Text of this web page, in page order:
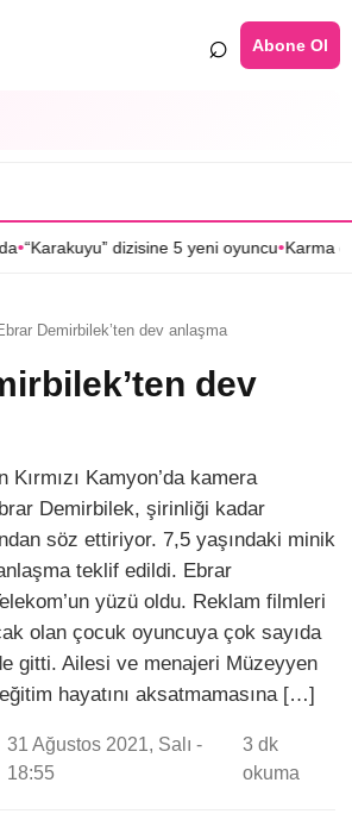
⌕ Abone Ol
5 yeni oyuncu•Karma dizisinin başrol
Demirbilek’ten dev anlaşma
dev
Kırmızı Kamyon’da kamera
Demirbilek, şirinliği kadar
söz ettiriyor. 7,5 yaşındaki minik
teklif edildi. Ebrar
yüzü oldu. Reklam filmleri
olan çocuk oyuncuya çok sayıda
gitti. Ailesi ve menajeri Müzeyyen
hayatını aksatmamasına […]
31 Ağustos 2021, Salı -
18:55
3 dk
okuma